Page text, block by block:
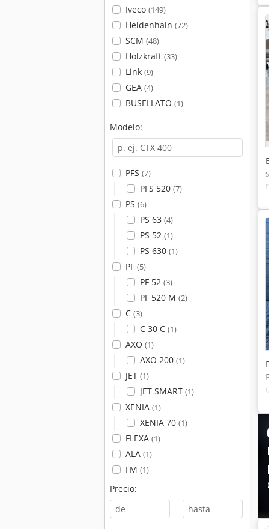
Iveco (149)
Heidenhain (72)
SCM (48)
Holzkraft (33)
Link (9)
GEA (4)
BUSELLATO (1)
Modelo:
PFS (7)
PFS 520 (7)
PS (6)
PS 63 (4)
PS 52 (1)
PS 630 (1)
PF (5)
PF 52 (3)
PF 520 M (2)
C (3)
C 30 C (1)
AXO (1)
AXO 200 (1)
JET (1)
JET SMART (1)
XENIA (1)
XENIA 70 (1)
FLEXA (1)
ALA (1)
FM (1)
Precio:
-